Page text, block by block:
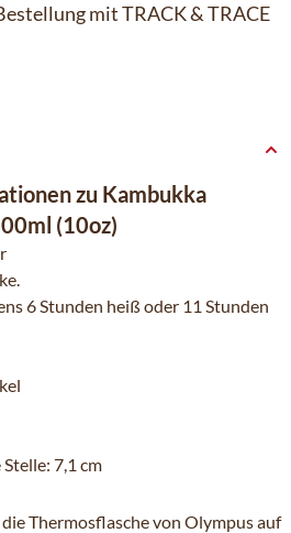
mit TRACK & TRACE
zu Kambukka
(10oz)
6 Stunden heiß oder 11 Stunden
7,1 cm
Thermosflasche von Olympus auf